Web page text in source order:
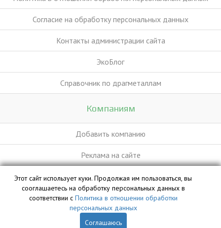
Согласие на обработку персональных данных
Контакты администрации сайта
ЭкоБлог
Справочник по драгметаллам
Компаниям
Добавить компанию
Реклама на сайте
База данных сайта vyvoz.org является интеллектуальной
собственностью ООО «Профит» и охраняется законом.
Этот сайт использует куки. Продолжая им пользоваться, вы
сооглашаетесь на обработку персональных данных в
соответствии с Политика в отношении обработки
персональных данных
Соглашаюсь